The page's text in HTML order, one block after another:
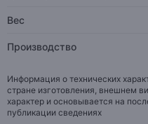
Вес
Производство
Информация о технических
стране изготовления, внешнем
характер и основывается на
публикации сведениях